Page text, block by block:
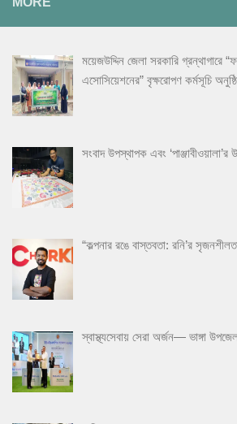
ময়েজউদ্দিন জেলা সরকারি গ্রন্থাগারে
এসোসিয়েশনের” বৃক্ষরোপণ কর্মসূচি
সংবাদ উপস্থাপক এবং
“কল্পনার রঙে বাস্তবতা: রনি’র
স্বাস্থ্যসেবায় সেরা অর্জন— ভাঙ্গা